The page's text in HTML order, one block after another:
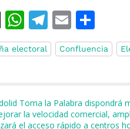
T
h
re
d
s
W
h
at
p
T
el
e
a
m
E
m
ai
o
m
ti
electoral Confluencia
Toma la Palabra dispondrá
la velocidad comercial,
el acceso rápido a centros